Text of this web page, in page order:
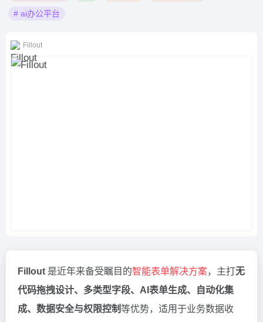
# ai办公平台
Fillout
Fillout 是近年来备受瞩目的智能表单解决方案，主打无
代码拖拽设计、多类型字段、AI表单生成、自动化集
成、数据安全与权限控制等优势，适用于业务数据收